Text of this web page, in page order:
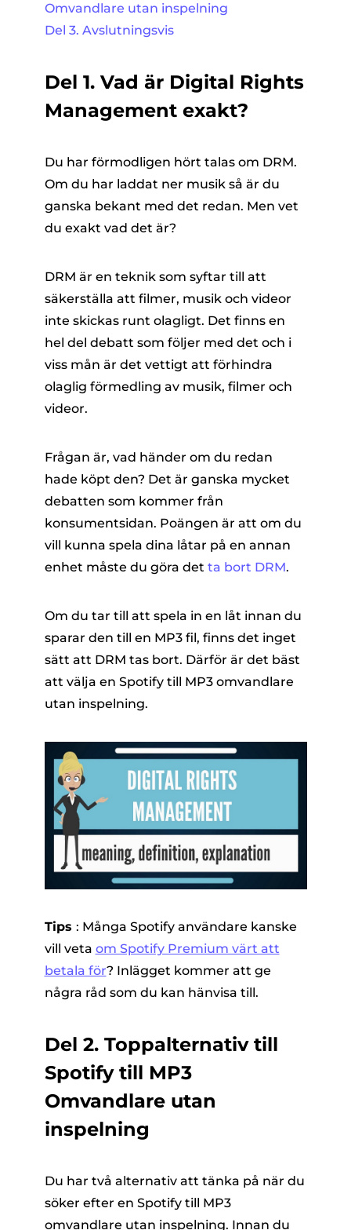
Omvandlare utan inspelning
Del 3. Avslutningsvis
Del 1. Vad är Digital Rights
Management exakt?
Du har förmodligen hört talas om DRM.
Om du har laddat ner musik så är du
ganska bekant med det redan. Men vet
du exakt vad det är?
DRM är en teknik som syftar till att
säkerställa att filmer, musik och videor
inte skickas runt olagligt. Det finns en
hel del debatt som följer med det och i
viss mån är det vettigt att förhindra
olaglig förmedling av musik, filmer och
videor.
Frågan är, vad händer om du redan
hade köpt den? Det är ganska mycket
debatten som kommer från
konsumentsidan. Poängen är att om du
vill kunna spela dina låtar på en annan
enhet måste du göra det ta bort DRM.
Om du tar till att spela in en låt innan du
sparar den till en MP3 fil, finns det inget
sätt att DRM tas bort. Därför är det bäst
att välja en Spotify till MP3 omvandlare
utan inspelning.
Tips : Många Spotify användare kanske
vill veta om Spotify Premium värt att
betala för? Inlägget kommer att ge
några råd som du kan hänvisa till.
Del 2. Toppalternativ till
Spotify till MP3
Omvandlare utan
inspelning
Du har två alternativ att tänka på när du
söker efter en Spotify till MP3
omvandlare utan inspelning. Innan du